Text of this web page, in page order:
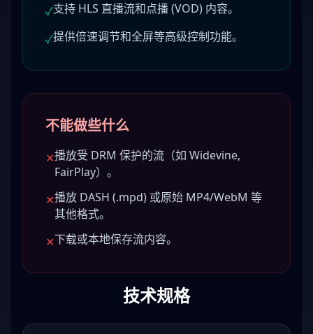
✓支持 HLS 直播流和点播 (VOD) 内容。
✓提供倍速调节和全屏等高级控制功能。
不能做些什么
✕播放受 DRM 保护的流（如 Widevine,
FairPlay）。
✕播放 DASH (.mpd) 或原始 MP4/WebM 等
其他格式。
✕下载或本地保存流内容。
技术规格